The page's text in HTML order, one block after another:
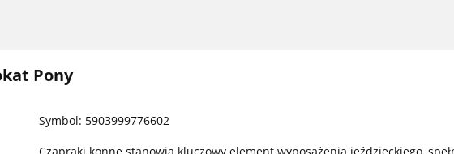
Pony
Symbol: 5903999776602